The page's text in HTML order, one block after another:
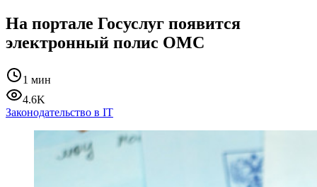
На портале Госуслуг появится
электронный полис ОМС
1 мин
4.6K
Законодательство в IT